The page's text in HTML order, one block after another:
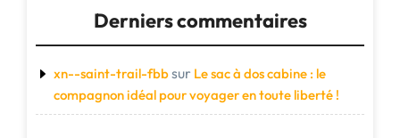
Derniers commentaires
xn--saint-trail-fbbsur Le sac à dos cabine : le
compagnon idéal pour voyager en toute liberté !